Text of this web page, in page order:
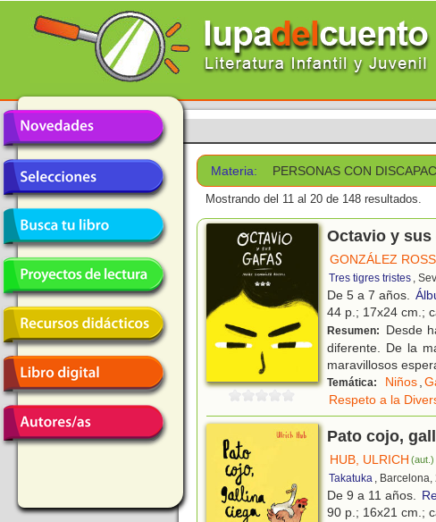
Materia: PERSONAS CON
Mostrando del 11 al 20 de 148 resultados.
Octavio y sus
GONZÁLEZ
Tres tigres tristes ,
De 5 a 7 años.
44 p.; 17x24 cm.;
Resumen:
Desde
diferente. De la
maravillosos
Temática: Niños,
Respeto a la
Pato cojo,
HUB, ULRICH (aut.)
Takatuka , Barcelona,
De 9 a 11 años.
90 p.; 16x21 cm.;